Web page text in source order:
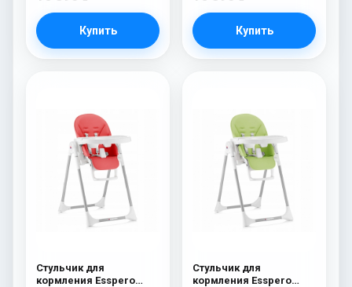
Купить Купить
Стульчик для
кормления Esspero
Стульчик для
кормления Esspero